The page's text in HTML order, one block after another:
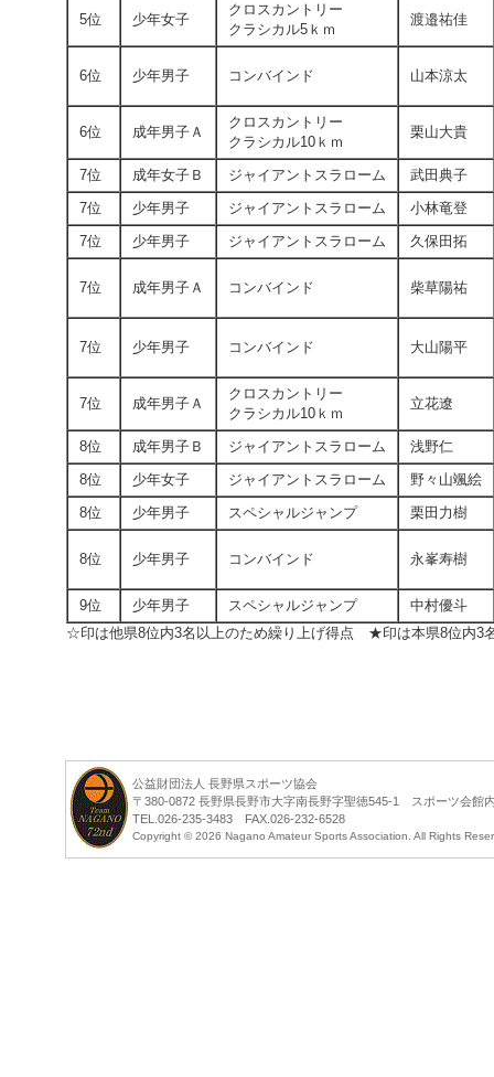
5位 少年女子
クロスカントリー
クラシカル5ｋｍ
渡邉祐佳
6位 少年男子 コンバインド 山本涼太
6位 成年男子Ａ
クロスカントリー
クラシカル10ｋｍ
栗山大貴
7位 成年女子Ｂ ジャイアントスラローム
武田典子
7位
少年男子 ジャイアントスラローム
小林竜登
7位
少年男子 ジャイアントスラローム 久保田拓
7位 成年男子Ａ コンバインド 柴草陽祐
7位 少年男子 コンバインド 大山陽平
7位 成年男子Ａ
クロスカントリー
クラシカル10ｋｍ
立花遼
8位 成年男子Ｂ ジャイアントスラローム
浅野仁
8位
少年女子 ジャイアントスラローム
野々山颯絵
8位
少年男子 スペシャルジャンプ 栗田力樹
8位 少年男子 コンバインド 永峯寿樹
9位 少年男子 スペシャルジャンプ
中村優斗
☆印は他県8位内3名以上のため繰り上げ得点 ★印は本県8位内3
公益財団法人 長野県スポーツ協会
〒380-0872 長野県長野市大字南長野字聖徳545-1 スポーツ会館
TEL.026-235-3483 FAX.026-232-6528
Copyright ©2026 Nagano Amateur Sports Association. All Rights